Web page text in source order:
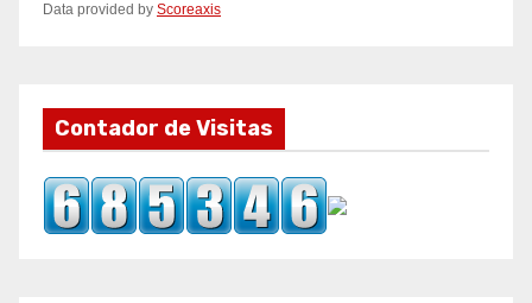
Data provided by Scoreaxis
Contador de Visitas